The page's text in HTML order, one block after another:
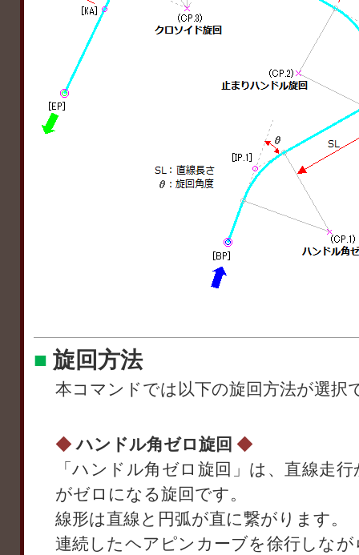
■ 旋回方法
本コマンドでは以下の旋回方法が選択
◆ ハンドル角ゼロ旋回 ◆
「ハンドル角ゼロ旋回」は、直線走
がゼロになる旋回です。
線形は直線と円弧が直に繋がります。
連続したヘアピンカーブを徐行しな